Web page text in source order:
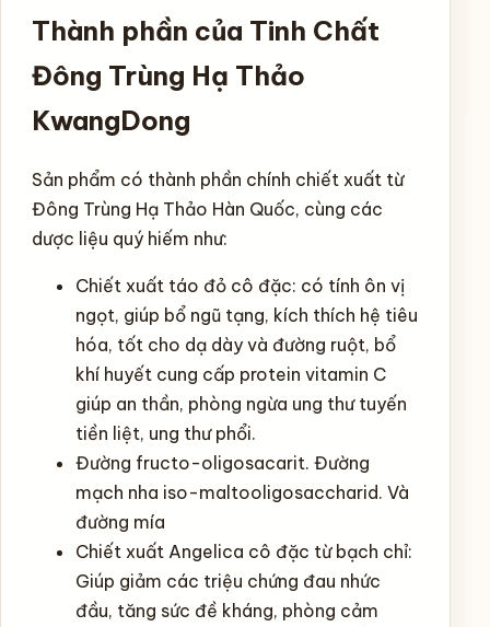
Thành phần của Tinh Chất
Đông Trùng Hạ Thảo
KwangDong
Sản phẩm có thành phần chính chiết xuất từ
Đông Trùng Hạ Thảo Hàn Quốc, cùng các
dược liệu quý hiếm như:
Chiết xuất táo đỏ cô đặc: có tính ôn vị
ngọt, giúp bổ ngũ tạng, kích thích hệ tiêu
hóa, tốt cho dạ dày và đường ruột, bổ
khí huyết cung cấp protein vitamin C
giúp an thần, phòng ngừa ung thư tuyến
tiền liệt, ung thư phổi.
Đường fructo-oligosacarit. Đường
mạch nha iso-maltooligosaccharid. Và
đường mía
Chiết xuất Angelica cô đặc từ bạch chỉ:
Giúp giảm các triệu chứng đau nhức
đầu, tăng sức đề kháng, phòng cảm